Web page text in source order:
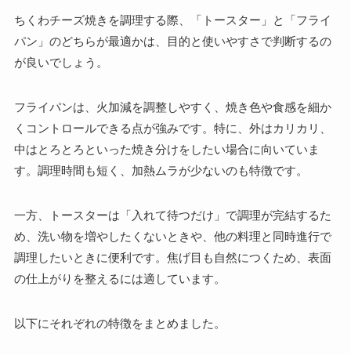
ちくわチーズ焼きを調理する際、「トースター」と「フライ
パン」のどちらが最適かは、目的と使いやすさで判断するの
が良いでしょう。
フライパンは、火加減を調整しやすく、焼き色や食感を細か
くコントロールできる点が強みです。特に、外はカリカリ、
中はとろとろといった焼き分けをしたい場合に向いていま
す。調理時間も短く、加熱ムラが少ないのも特徴です。
一方、トースターは「入れて待つだけ」で調理が完結するた
め、洗い物を増やしたくないときや、他の料理と同時進行で
調理したいときに便利です。焦げ目も自然につくため、表面
の仕上がりを整えるには適しています。
以下にそれぞれの特徴をまとめました。